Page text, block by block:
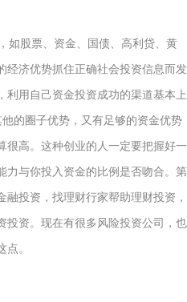
股票、资金、国债、高利贷、黄
经济优势抓住正确社会投资信息而发
利用自己资金投资成功的渠道基本上
的圈子优势，又有足够的资金优势
很高。这种创业的人一定要把握好一
力与你投入资金的比例是否吻合。第
投资，找理财行家帮助理财投资，
投资。现在有很多风险投资公司，也
。